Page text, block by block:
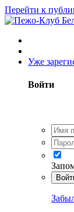
Перейти к
Уже
Войти